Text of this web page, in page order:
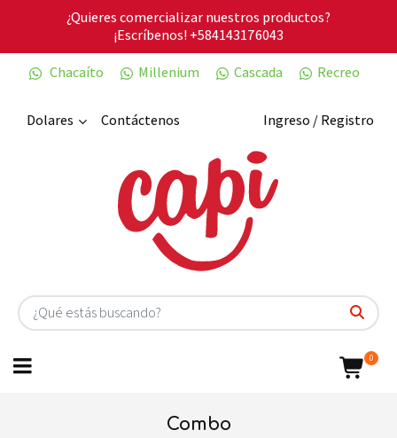
¿Quieres comercializar nuestros productos?
¡Escríbenos!+584143176043
Chacaíto
Millenium Cascada Recreo
Dolares Ingreso / Registro
Contáctenos
0
combo